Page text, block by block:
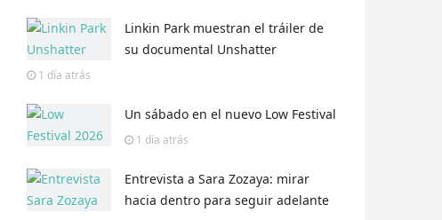
Linkin Park muestran el tráiler de
su documental Unshatter
1 día atrás
Un sábado en el nuevo Low Festival
1 día atrás
Entrevista a Sara Zozaya: mirar
hacia dentro para seguir adelante